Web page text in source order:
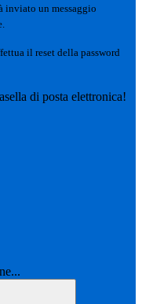
inviato un messaggio
il reset della password
di posta elettronica!